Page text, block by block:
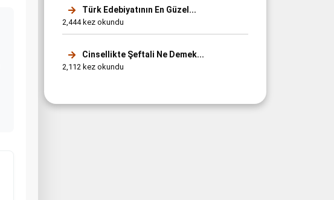
Türk Edebiyatının En Güzel...
2,444 kez okundu
Cinsellikte Şeftali Ne Demek...
2,112 kez okundu